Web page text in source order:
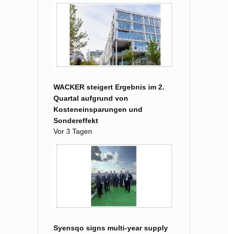
WACKER steigert Ergebnis im 2.
Quartal aufgrund von
Kosteneinsparungen und
Sondereffekt
Vor 3 Tagen
Syensqo signs multi-year supply